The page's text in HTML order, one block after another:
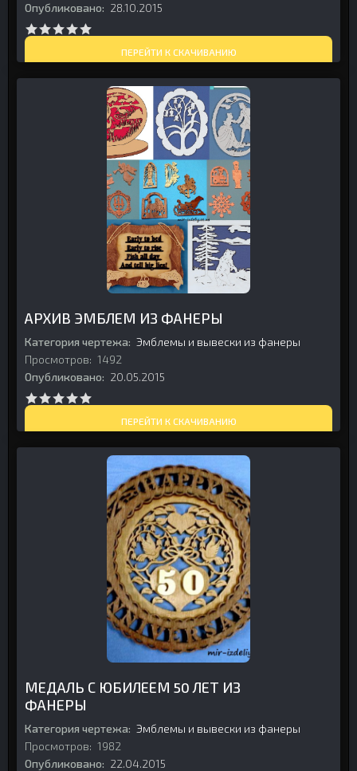
Опубликовано: 28.10.2015
ПЕРЕЙТИ К СКАЧИВАНИЮ
АРХИВ ЭМБЛЕМ ИЗ ФАНЕРЫ
Категория чертежа: Эмблемы и вывески из фанеры
Просмотров: 1492
Опубликовано: 20.05.2015
ПЕРЕЙТИ К СКАЧИВАНИЮ
МЕДАЛЬ С ЮБИЛЕЕМ 50 ЛЕТ ИЗ
ФАНЕРЫ
Категория чертежа: Эмблемы и вывески из фанеры
Просмотров: 1982
Опубликовано: 22.04.2015